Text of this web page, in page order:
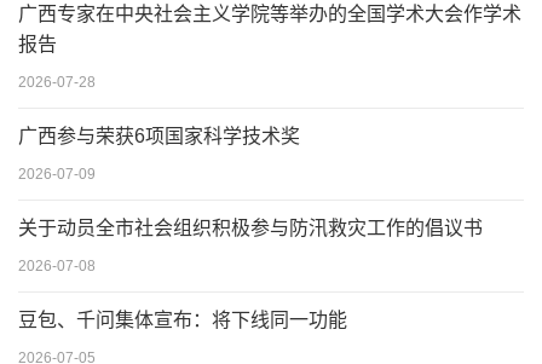
广西专家在中央社会主义学院等举办的全国学术大会作学术
报告
2026-07-28
广西参与荣获6项国家科学技术奖
2026-07-09
关于动员全市社会组织积极参与防汛救灾工作的倡议书
2026-07-08
豆包、千问集体宣布：将下线同一功能
2026-07-05